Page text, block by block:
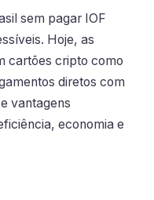
sem pagar IOF
Hoje, as
cartões cripto como
diretos com
vantagens
economia e